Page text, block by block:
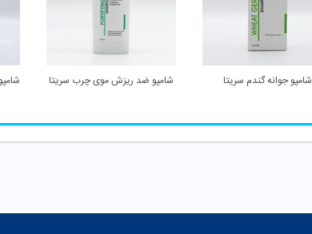
شامپو جوانه گندم سریتا شامپو ضد ریزش موی چرب سریتا